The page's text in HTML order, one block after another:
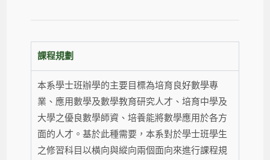
課程規劃
本系學士班辦學的主要目標為培育良好數學專
業、應用數學及數學教育研究人才、培育中學及
大學之優良數學師資、培養能將數學應用於各方
面的人才。基於此種需要，本系對於學士班學生
之修習科目以橫向與縱向兩個面向來進行課程規